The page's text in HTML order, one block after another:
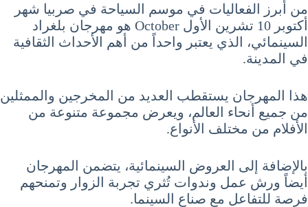
من أبرز الفعاليات في موسم السياحة في صربيا شهر
أكتوبر 10 تشرين الأول October هو مهرجان بلغراد
السينمائي، الذي يعتبر واحداً من أهم الأحداث الثقافية
في المدينة.
هذا المهرجان يستقطب العديد من المخرجين والممثلين
من جميع أنحاء العالم، ويعرض مجموعة متنوعة من
الأفلام من مختلف الأنواع.
بالإضافة إلى العروض السينمائية، يتضمن المهرجان
أيضاً ورش عمل وندوات تُثري تجربة الزوار وتمنحهم
فرصة للتفاعل مع صناع السينما.